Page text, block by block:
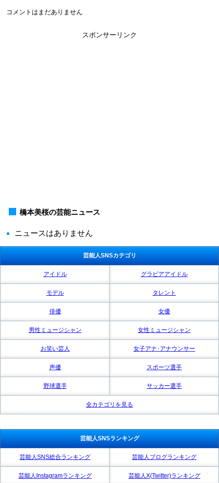
コメントはまだありません
スポンサーリンク
橋本美桜の芸能ニュース
ニュースはありません
芸能人SNSカテゴリ
アイドル グラビアアイドル
モデル タレント
俳優 女優
男性ミュージシャン 女性ミュージシャン
お笑い芸人 女子アナ･アナウンサー
声優 スポーツ選手
野球選手 サッカー選手
全カテゴリを見る
芸能人SNSランキング
芸能人SNS総合ランキング 芸能人ブログランキング
芸能人Instagramランキング 芸能人X(Twitter)ランキング